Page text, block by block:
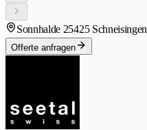
Sonnhalde 25425 Schneisingen
Offerte anfragen